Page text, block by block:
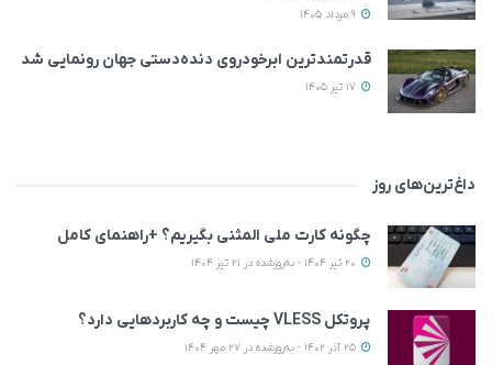
قدرتمندترین ابرخودروی دنده‌دستی جهان رونمایی شد
داغ‌ترین‌های روز
چگونه کارت ملی المثنی بگیریم؟ +راهنمای کامل
پروتکل VLESS چیست و چه کاربردهایی دارد؟